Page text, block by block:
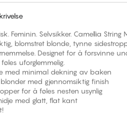
Feminin. Selvsikker. Camellia String
blomstret blonde, tynne
Designet for å forsvinne
uforglemmelig.
med minimal dekning av baken
blonder med gjennomsiktig finish
for å føles nesten usynlig
med glatt, flat kant